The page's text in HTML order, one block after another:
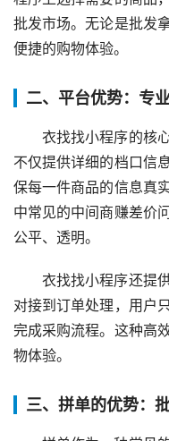
批发市场。无论是批发
便捷的购物体验。
二、平台优势：专
衣找找小程序的核
不仅提供详细的档口信
保每一件商品的信息真
中常见的中间商赚差价
公平、透明。
衣找找小程序还提
对接到订单处理，用户
完成采购流程。这种高
物体验。
三、拼单的优势：